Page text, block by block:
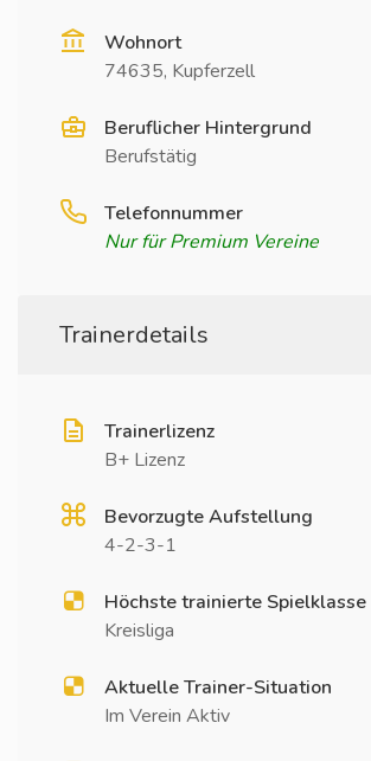
Wohnort
74635, Kupferzell
Beruflicher Hintergrund
Berufstätig
Telefonnummer
Nur für Premium Vereine
Trainerdetails
Trainerlizenz
B+ Lizenz
Bevorzugte Aufstellung
4-2-3-1
Höchste trainierte Spielklasse
Kreisliga
Aktuelle Trainer-Situation
Im Verein Aktiv